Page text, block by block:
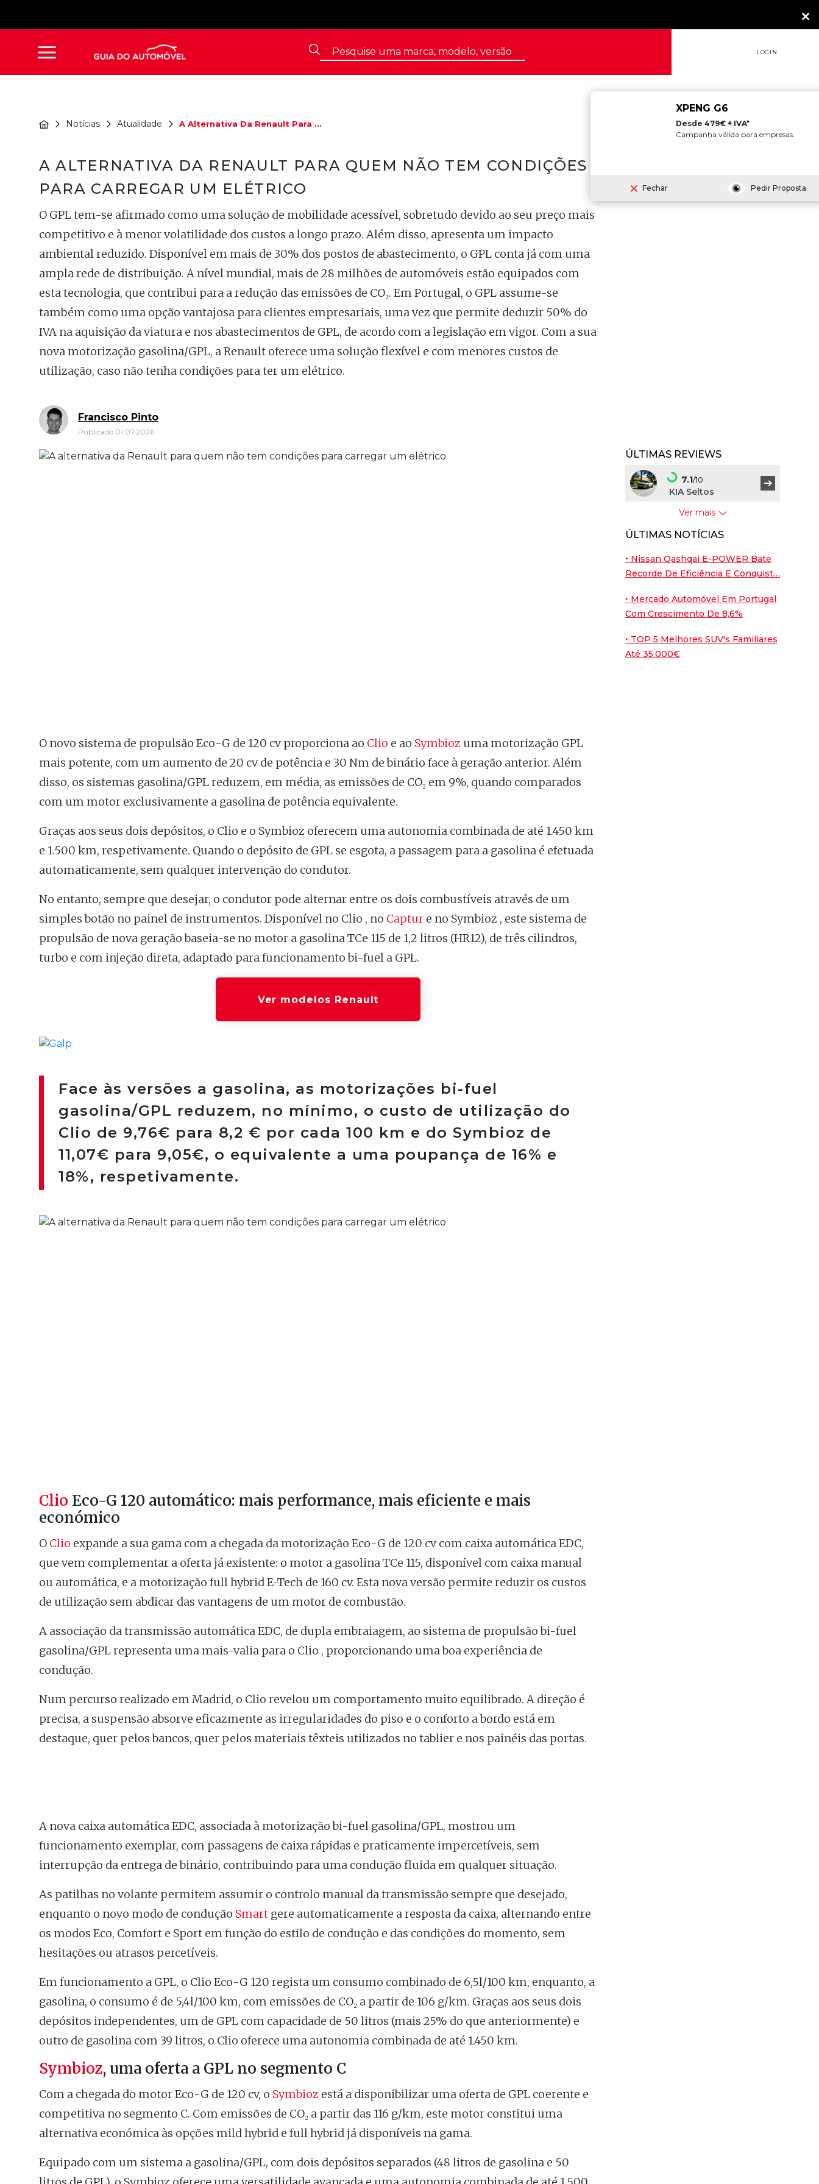
LOGIN
Notícias Atualidade A Alternativa Da Renault Para ...
A ALTERNATIVA DA RENAULT PARA QUEM NÃO TEM CONDIÇÕES
PARA CARREGAR UM ELÉTRICO
O GPL tem-se afirmado como uma solução de mobilidade acessível, sobretudo devido ao seu preço mais
competitivo e à menor volatilidade dos custos a longo prazo. Além disso, apresenta um impacto
ambiental reduzido. Disponível em mais de 30% dos postos de abastecimento, o GPL conta já com uma
ampla rede de distribuição. A nível mundial, mais de 28 milhões de automóveis estão equipados com
esta tecnologia, que contribui para a redução das emissões de CO₂. Em Portugal, o GPL assume-se
também como uma opção vantajosa para clientes empresariais, uma vez que permite deduzir 50% do
IVA na aquisição da viatura e nos abastecimentos de GPL, de acordo com a legislação em vigor. Com a sua
nova motorização gasolina/GPL, a Renault oferece uma solução flexível e com menores custos de
utilização, caso não tenha condições para ter um elétrico.
Francisco Pinto
Publicado 01.07.2026
O novo sistema de propulsão Eco-G de 120 cv proporciona ao Clio e ao Symbioz uma motorização GPL
mais potente, com um aumento de 20 cv de potência e 30 Nm de binário face à geração anterior. Além
disso, os sistemas gasolina/GPL reduzem, em média, as emissões de CO₂ em 9%, quando comparados
com um motor exclusivamente a gasolina de potência equivalente.
Graças aos seus dois depósitos, o Clio e o Symbioz oferecem uma autonomia combinada de até 1.450 km
e 1.500 km, respetivamente. Quando o depósito de GPL se esgota, a passagem para a gasolina é efetuada
automaticamente, sem qualquer intervenção do condutor.
No entanto, sempre que desejar, o condutor pode alternar entre os dois combustíveis através de um
simples botão no painel de instrumentos. Disponível no Clio , no Captur e no Symbioz , este sistema de
propulsão de nova geração baseia-se no motor a gasolina TCe 115 de 1,2 litros (HR12), de três cilindros,
turbo e com injeção direta, adaptado para funcionamento bi-fuel a GPL.
Ver modelos Renault
Face às versões a gasolina, as motorizações bi-fuel
gasolina/GPL reduzem, no mínimo, o custo de utilização do
Clio de 9,76€ para 8,2 € por cada 100 km e do Symbioz de
11,07€ para 9,05€, o equivalente a uma poupança de 16% e
18%, respetivamente.
Clio Eco-G 120 automático: mais performance, mais eficiente e mais
económico
O Clio expande a sua gama com a chegada da motorização Eco-G de 120 cv com caixa automática EDC,
que vem complementar a oferta já existente: o motor a gasolina TCe 115, disponível com caixa manual
ou automática, e a motorização full hybrid E-Tech de 160 cv. Esta nova versão permite reduzir os custos
de utilização sem abdicar das vantagens de um motor de combustão.
A associação da transmissão automática EDC, de dupla embraiagem, ao sistema de propulsão bi-fuel
gasolina/GPL representa uma mais-valia para o Clio , proporcionando uma boa experiência de
condução.
Num percurso realizado em Madrid, o Clio revelou um comportamento muito equilibrado. A direção é
precisa, a suspensão absorve eficazmente as irregularidades do piso e o conforto a bordo está em
destaque, quer pelos bancos, quer pelos materiais têxteis utilizados no tablier e nos painéis das portas.
A nova caixa automática EDC, associada à motorização bi-fuel gasolina/GPL, mostrou um
funcionamento exemplar, com passagens de caixa rápidas e praticamente impercetíveis, sem
interrupção da entrega de binário, contribuindo para uma condução fluida em qualquer situação.
As patilhas no volante permitem assumir o controlo manual da transmissão sempre que desejado,
enquanto o novo modo de condução Smart gere automaticamente a resposta da caixa, alternando entre
os modos Eco, Comfort e Sport em função do estilo de condução e das condições do momento, sem
hesitações ou atrasos percetíveis.
Em funcionamento a GPL, o Clio Eco-G 120 regista um consumo combinado de 6,5l/100 km, enquanto, a
gasolina, o consumo é de 5,4l/100 km, com emissões de CO₂ a partir de 106 g/km. Graças aos seus dois
depósitos independentes, um de GPL com capacidade de 50 litros (mais 25% do que anteriormente) e
outro de gasolina com 39 litros, o Clio oferece uma autonomia combinada de até 1.450 km.
Symbioz, uma oferta a GPL no segmento C
Com a chegada do motor Eco-G de 120 cv, o Symbioz está a disponibilizar uma oferta de GPL coerente e
competitiva no segmento C. Com emissões de CO₂ a partir das 116 g/km, este motor constitui uma
alternativa económica às opções mild hybrid e full hybrid já disponíveis na gama.
Equipado com um sistema a gasolina/GPL, com dois depósitos separados (48 litros de gasolina e 50
ÚLTIMAS REVIEWS
7.1/10
KIA Seltos
BYD Dolphin G
9/10
Porsche Cayenne
7.6/10
Ver mais
ÚLTIMAS NOTÍCIAS
‣ Nissan Qashqai E-POWER Bate
Recorde De Eficiência E Conquist…
‣ Mercado Automóvel Em Portugal
Com Crescimento De 8,6%
‣ TOP 5 Melhores SUV's Familiares
Até 35.000€
Campanha válida para empresas.